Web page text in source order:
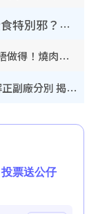
鬼門開2026｜農曆七月撞正日全食特別邪？專家警告切忌做一事！揭4大禁忌+2招保平安
鬼門開2026｜8.13鬼節禁忌 22件事唔做得！燒肉、刺身要少食？半夜勿吹口哨/打呢個電話
網傳公院改用內地/副廠藥？醫生拆解正副廠分別 揭4類人換藥隨時出事